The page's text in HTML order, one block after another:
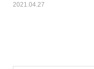
2021.04.27